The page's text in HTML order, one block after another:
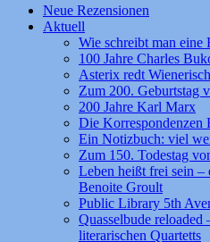
Zum
Inhalt
Neue Rezensionen
Aktuell
Wie schreibt man eine
100 Jahre Charles
Asterix redt
Zum 200. Geburtstag
200 Jahre Karl Marx
Die Korrespondenzen
Ein Notizbuch: viel
Zum 150. Todestag
Leben heißt frei sein
Benoite Groult
Public Library 5th
Quasselbude reloaded
literarischen Quartetts